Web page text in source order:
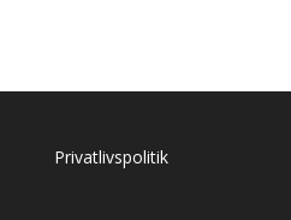
Privatlivspolitik